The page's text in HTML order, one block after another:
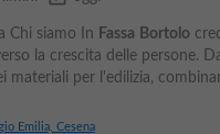
Chi siamo In Fassa Bortolo
la crescita delle persone.
materiali per l'edilizia,
Emilia, Cesena